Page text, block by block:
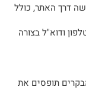
דרך האתר, כולל
ודוא"ל בצורה
תופסים את